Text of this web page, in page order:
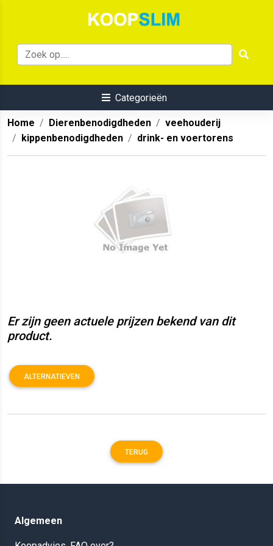
Categorieën
Home Dierenbenodigdheden
veehouderij
kippenbenodigdheden
drink- en voertorens
Er zijn geen actuele prijzen bekend van dit
product.
ALTERNATIEVEN
TERUG
Algemeen